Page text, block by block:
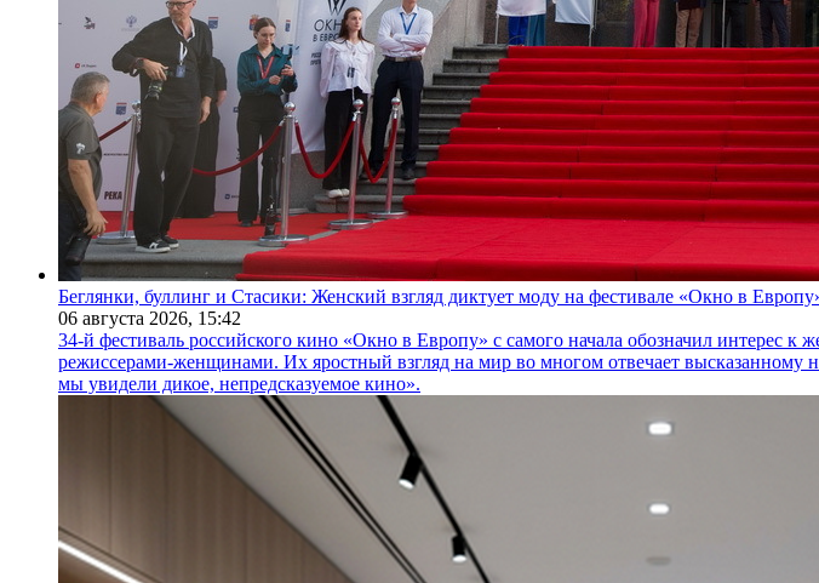
Беглянки, буллинг и Стасики: Женский взгляд диктует моду на фестивале «Окно в
06 августа 2026, 15:42
34-й фестиваль российского кино «Окно в Европу» с самого начала обозначил интерес
режиссерами-женщинами. Их яростный взгляд на мир во многом отвечает
мы увидели дикое, непредсказуемое кино».